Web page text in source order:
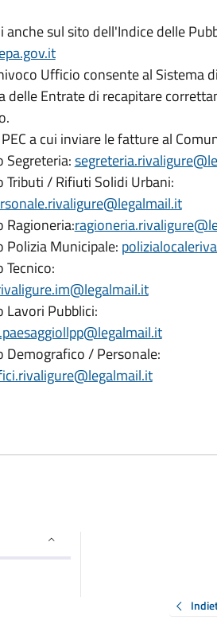
anche sul sito dell'Indice delle
Ufficio consente al Sistema
delle Entrate di recapitare
a cui inviare le fatture al
Tributi / Rifiuti Solidi Urbani:
Polizia Municipale:
Lavori Pubblici:
Demografico / Personale: